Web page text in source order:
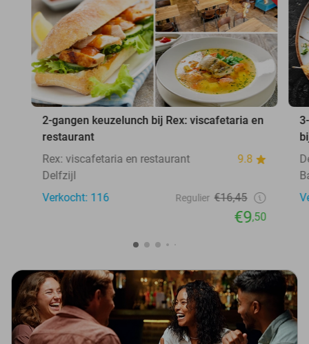
2-gangen keuzelunch bij Rex: viscafetaria en
restaurant
Rex: viscafetaria en restaurant
9.8
Delfzijl
Verkocht: 116
Regulier €16,45
€9,50